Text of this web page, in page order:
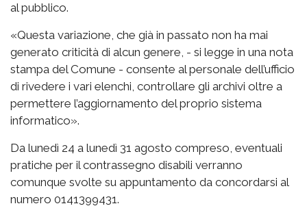
al pubblico.
«Questa variazione, che già in passato non ha mai
generato criticità di alcun genere, - si legge in una nota
stampa del Comune - consente al personale dell’ufficio
di rivedere i vari elenchi, controllare gli archivi oltre a
permettere l’aggiornamento del proprio sistema
informatico».
Da lunedì 24 a lunedì 31 agosto compreso, eventuali
pratiche per il contrassegno disabili verranno
comunque svolte su appuntamento da concordarsi al
numero 0141399431.